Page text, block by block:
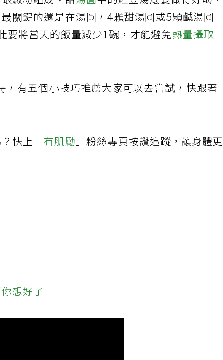
澱粉組成。甜湯圓中的紅豆湯底要做得好喝，
關鍵的還是在湯圓，4顆甜湯圓或5顆鹹湯圓
要將當天的飯量減少1碗，才能避免熱量攝取
有五個小技巧推薦大家可以去嘗試，快跟著
快上「有肌勵」粉絲專頁按讚追蹤，讓身體更
想好了